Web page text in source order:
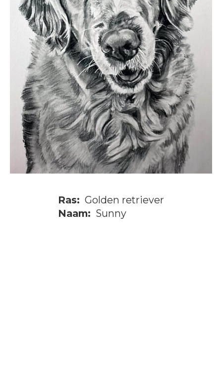
Ras: Golden retriever
Naam: Sunny